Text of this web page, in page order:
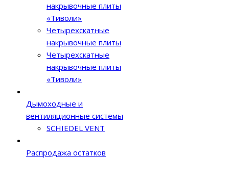
накрывочные плиты
«Тиволи»
Четырехскатные
накрывочные плиты
Четырехскатные
накрывочные плиты
«Тиволи»
Дымоходные и
вентиляционные системы
SCHIEDEL VENT
Распродажа остатков